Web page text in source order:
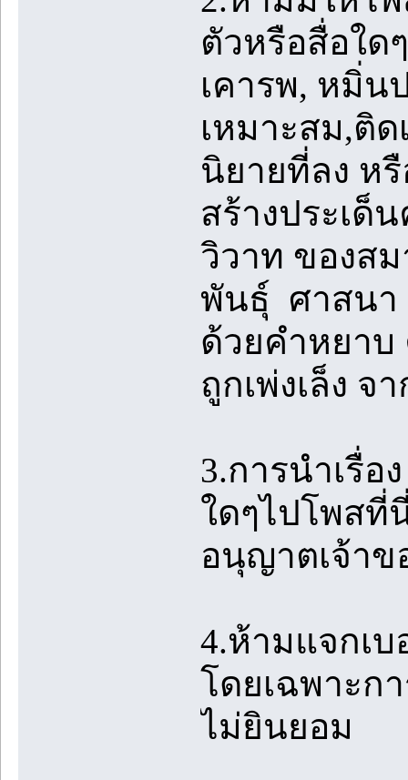
ตัวหรือสื่อใด
เคารพ, หมิ่น
เหมาะสม,ติ
นิยายที่ลง ห
สร้างประเด็
วิวาท ของสม
พันธุ์ ศาสนา
ด้วยคำหยาบ
ถูกเพ่งเล็ง จ
3.การนำเรื่
ใดๆไปโพส
อนุญาตเจ้าข
4.ห้ามแจกเบ
โดยเฉพาะก
ไม่ยินยอม